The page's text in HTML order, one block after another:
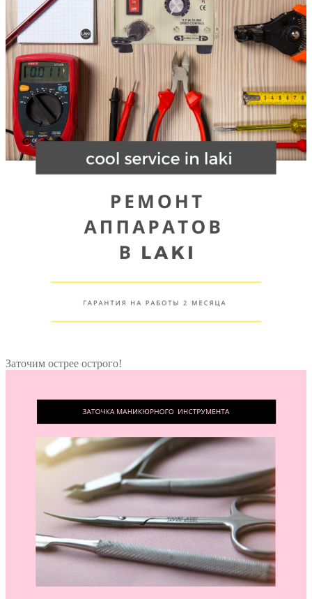
Заточим острее острого!